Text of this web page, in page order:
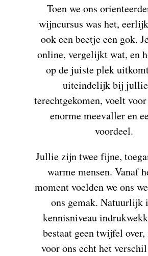
Toen we ons
wijncursus was het,
ook een beetje een gok.
online, vergelijkt wat, en
op de juiste plek
uiteindelijk bij
terechtgekomen, voelt
enorme meevaller en
voordeel.
Jullie zijn twee fijne,
warme mensen. Vanaf
moment voelden we ons
ons gemak.
kennisniveau
bestaat geen twijfel
voor ons echt het